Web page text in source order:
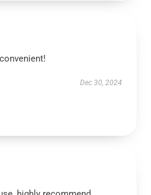
Dec 30, 2024